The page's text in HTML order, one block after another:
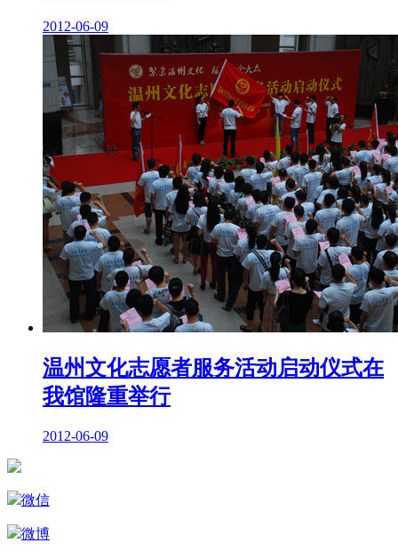
2012-06-09
温州文化志愿者服务活动启动仪式在
我馆隆重举行
2012-06-09
微信
微博